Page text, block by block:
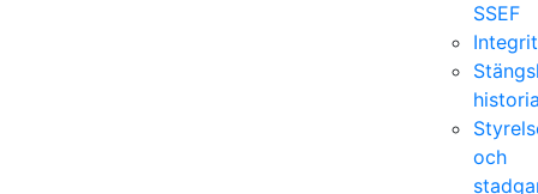
SSEF
och